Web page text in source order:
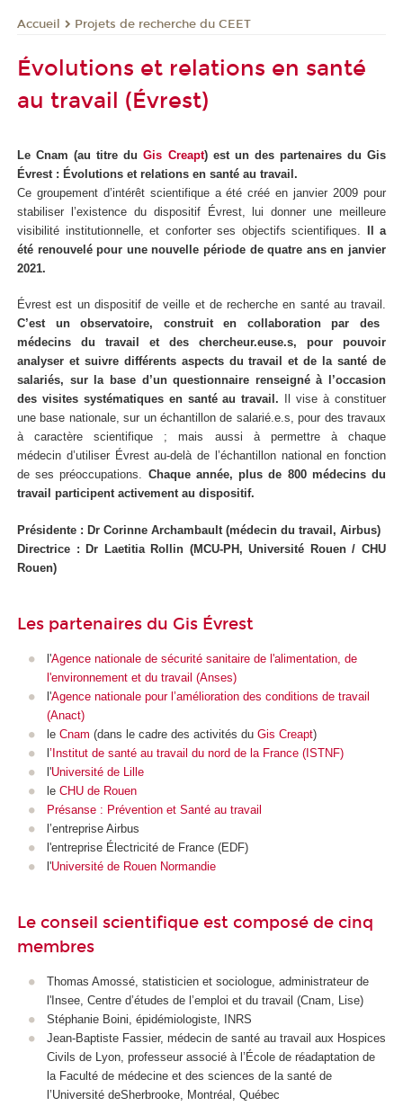
Accueil Projets de recherche du CEET
Évolutions et relations en santé
au travail (Évrest)
Le Cnam (au titre duGis Creapt) est un des partenaires du Gis
Évrest : Évolutions et relations en santé au travail.
Ce groupement d’intérêt scientifique a été créé en janvier 2009 pour
stabiliser l’existence du dispositif Évrest, lui donner une meilleure
visibilité institutionnelle, et conforter ses objectifs scientifiques. Il a
été renouvelé pour une nouvelle période de quatre ans en janvier
2021.
Évrest est un dispositif de veille et de recherche en santé au travail.
C’est un observatoire, construit en collaboration par des
médecins du travail et des chercheur.euse.s, pour pouvoir
analyser et suivre différents aspects du travail et de la santé de
salariés, sur la base d’un questionnaire renseigné à l’occasion
des visites systématiques en santé au travail. Il vise à constituer
une base nationale, sur un échantillon de salarié.e.s, pour des travaux
à caractère scientifique ; mais aussi à permettre à chaque
médecin d’utiliser Évrest au-delà de l’échantillon national en fonction
de ses préoccupations. Chaque année, plus de 800 médecins du
travail participent activement au dispositif.
Présidente : Dr Corinne Archambault (médecin du travail, Airbus)
Directrice : Dr Laetitia Rollin (MCU-PH, Université Rouen / CHU
Rouen)
Les partenaires du Gis Évrest
l'Agence nationale de sécurité sanitaire de l'alimentation, de
l'environnement et du travail (Anses)
l'Agence nationale pour l’amélioration des conditions de travail
(Anact)
le Cnam (dans le cadre des activités du Gis Creapt)
’Institut de santé au travail du nord de la France (ISTNF)
l'Université de Lille
le CHU de Rouen
Présanse : Prévention et Santé au travail
l’entreprise Airbus
l'entreprise Électricité de France (EDF)
l'Université de Rouen Normandie
Le conseil scientifique est composé de cinq
membres
Thomas Amossé, statisticien et sociologue, administrateur de
l'Insee, Centre d’études de l’emploi et du travail (Cnam, Lise)
Stéphanie Boini, épidémiologiste, INRS
Jean-Baptiste Fassier, médecin de santé au travail aux Hospices
Civils de Lyon, professeur associé à l’École de réadaptation de
la Faculté de médecine et des sciences de la santé de
l’Université deSherbrooke, Montréal, Québec